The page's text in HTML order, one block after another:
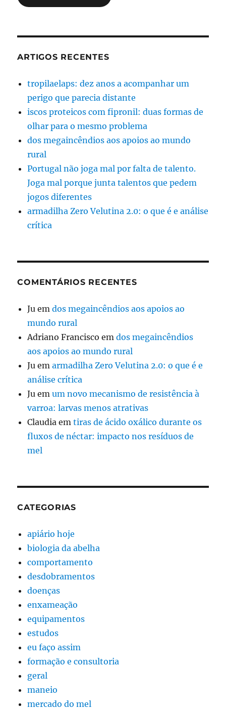
ARTIGOS RECENTES
tropilaelaps: dez anos a acompanhar um
perigo que parecia distante
iscos proteicos com fipronil: duas formas de
olhar para o mesmo problema
dos megaincêndios aos apoios ao mundo
rural
Portugal não joga mal por falta de talento.
Joga mal porque junta talentos que pedem
jogos diferentes
armadilha Zero Velutina 2.0: o que é e análise
crítica
COMENTÁRIOS RECENTES
Ju emdos megaincêndios aos apoios ao
mundo rural
Adriano Francisco emdos megaincêndios
aos apoios ao mundo rural
Ju emarmadilha Zero Velutina 2.0: o que é e
análise crítica
Ju emum novo mecanismo de resistência à
varroa: larvas menos atrativas
Claudia emtiras de ácido oxálico durante os
fluxos de néctar: impacto nos resíduos de
mel
CATEGORIAS
apiário hoje
biologia da abelha
comportamento
desdobramentos
doenças
enxameação
equipamentos
estudos
eu faço assim
formação e consultoria
geral
maneio
mercado do mel